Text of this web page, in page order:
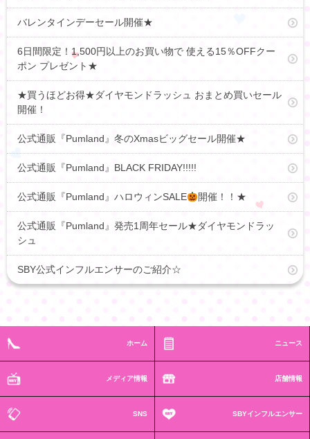
バレンタインデーセール開催★
6日間限定！1,500円以上のお買い物で 使える15％OFFクー
ポン プレゼント★
★買うほどお得★ダイヤモンドラッシュ おまとめ買いセール
開催！
公式通販『Pumland』冬のXmasビッグセール開催★
公式通販『Pumland』BLACK FRIDAY!!!!!
公式通販『Pumland』ハロウィンSALE 開催！！★
公式通販『Pumland』発売1周年セール★ダイヤモンドラッ
シュ
SBY公式インフルエンサーのご紹介☆
ホーム ニュース
メディア情報 店舗情報
SNS SBYインフルエンサー